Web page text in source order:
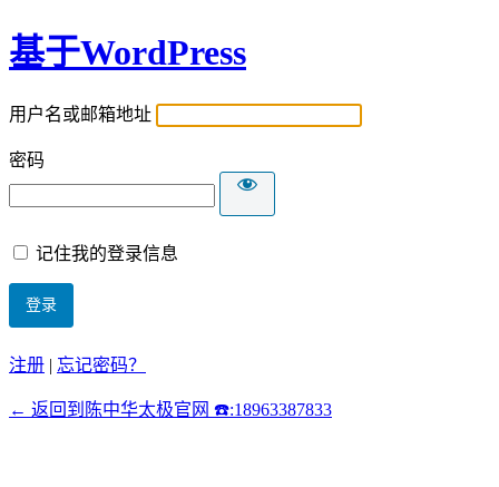
基于WordPress
用户名或邮箱地址
密码
记住我的登录信息
注册 | 忘记密码？
← 返回到陈中华太极官网 ☎️:18963387833